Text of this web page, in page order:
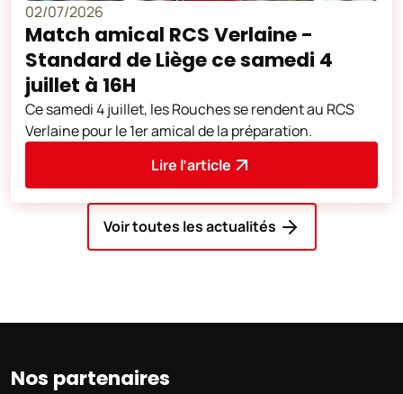
02/07/2026
Match amical RCS Verlaine -
Standard de Liège ce samedi 4
juillet à 16H
Ce samedi 4 juillet, les Rouches se rendent au RCS
Verlaine pour le 1er amical de la préparation.
Lire l’article
Voir toutes les actualités
Nos partenaires